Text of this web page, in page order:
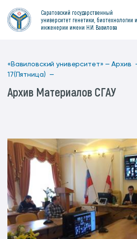
Саратовский государственный
университет генетики, биотехнологии и
инженерии имени Н.И. Вавилова
«Вавиловский университет» — Архив
17(Пятница) —
Архив Материалов СГАУ